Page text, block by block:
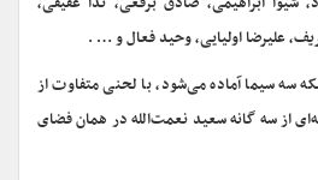
علیرضا اولیایی، وحید فعال و … .
سه سیما آماده می‌شود، با لحنی متفاوت از
از سه گانه سعید نعمت‌الله در همان فضای